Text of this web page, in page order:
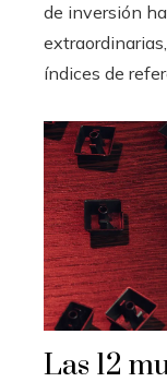
de inversión
índices de
Las 12